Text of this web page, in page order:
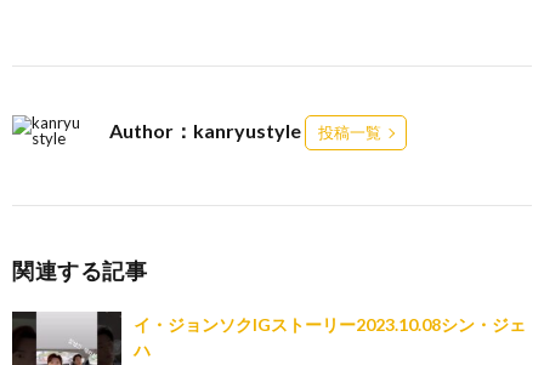
Author：kanryustyle 投稿一覧
関連する記事
イ・ジョンソクIGストーリー2023.10.08シン・ジェ
ハ